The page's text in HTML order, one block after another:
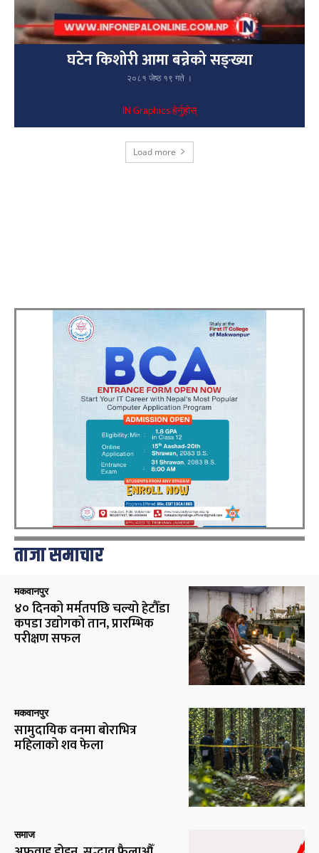
घटेन किशोरी आमा बन्नेको सङ्ख्या
२०८१ जेष्ठ १९ गते ।
IN Graphics हेर्नुहोस्
Load more
ताजा समाचार
मकवानपुर
४० दिनको मर्मतपछि चल्यो हेटौँडा
कपडा उद्योगको तान, प्रारम्भिक
परीक्षण सफल
मकवानपुर
सामुदायिक वनमा बोराभित्र
महिलाको शव फेला
समाज